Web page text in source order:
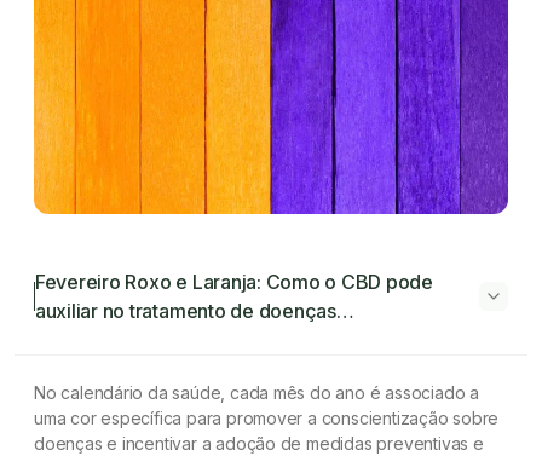
Fevereiro Roxo e Laranja: Como o CBD pode
auxiliar no tratamento de doenças
auxiliar no tratamento de doenças
neurodegenerativas e oncológicas
No calendário da saúde, cada mês do ano é associado a
uma cor específica para promover a conscientização sobre
doenças e incentivar a adoção de medidas preventivas e